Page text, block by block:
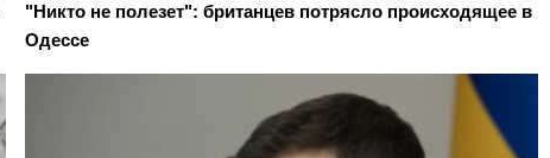
"Никто не полезет": британцев потрясло происходящее в
Одессе